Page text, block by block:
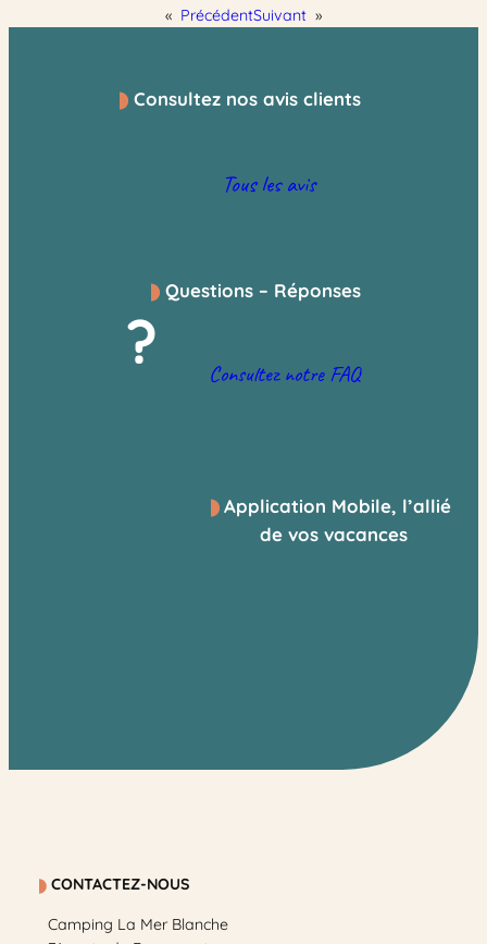
« PrécédentSuivant »
Application Mobile, l’allié
de vos vacances
?
Questions – Réponses
Consultez notre FAQ
Consultez nos avis clients
Tous les avis
CONTACTEZ-NOUS
Camping La Mer Blanche